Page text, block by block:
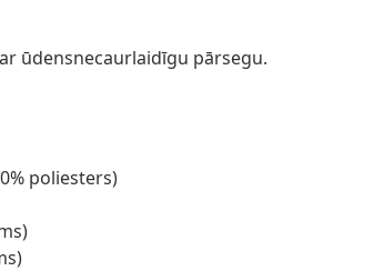
ūdensnecaurlaidīgu pārsegu.
poliesters)